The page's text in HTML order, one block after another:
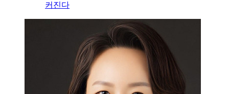
커진다